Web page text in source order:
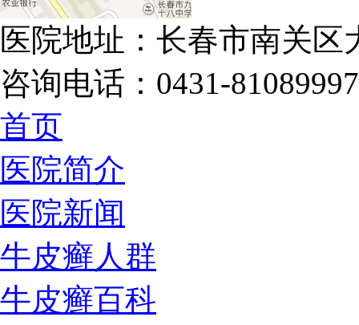
医院地址：长春市南关区
咨询电话：0431-81089997
首页
医院简介
医院新闻
牛皮癣人群
牛皮癣百科